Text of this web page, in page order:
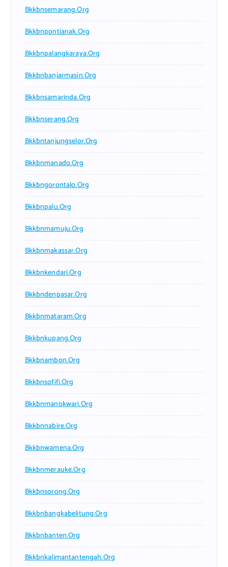
Bkkbnsemarang.org
Bkkbnpontianak.org
Bkkbnpalangkaraya.org
Bkkbnbanjarmasin.org
Bkkbnsamarinda.org
Bkkbnserang.org
Bkkbntanjungselor.org
Bkkbnmanado.org
Bkkbngorontalo.org
Bkkbnpalu.org
Bkkbnmamuju.org
Bkkbnmakassar.org
Bkkbnkendari.org
Bkkbndenpasar.org
Bkkbnmataram.org
Bkkbnkupang.org
Bkkbnambon.org
Bkkbnsofifi.org
Bkkbnmanokwari.org
Bkkbnnabire.org
Bkkbnwamena.org
Bkkbnmerauke.org
Bkkbnsorong.org
Bkkbnbangkabelitung.org
Bkkbnbanten.org
Bkkbnkalimantantengah.org